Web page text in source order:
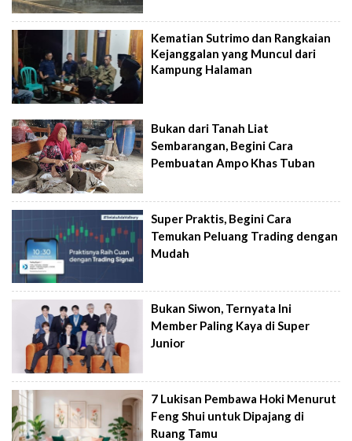
Kematian Sutrimo dan Rangkaian
Kejanggalan yang Muncul dari
Kampung Halaman
Bukan dari Tanah Liat
Sembarangan, Begini Cara
Pembuatan Ampo Khas Tuban
Super Praktis, Begini Cara
Temukan Peluang Trading dengan
Mudah
Bukan Siwon, Ternyata Ini
Member Paling Kaya di Super
Junior
7 Lukisan Pembawa Hoki Menurut
Feng Shui untuk Dipajang di
Ruang Tamu